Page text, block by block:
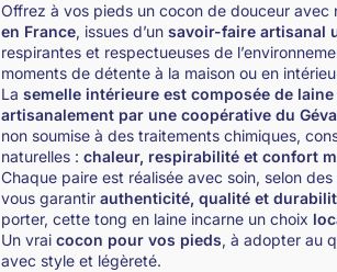
Offrez à vos pieds un cocon de douceur avec
en France, issues d’un savoir-faire artisanal
respirantes et respectueuses de
moments de détente à la maison ou en
La semelle intérieure est composée de
artisanalement par une coopérative du
non soumise à des traitements chimiques,
naturelles : chaleur, respirabilité et confort
Chaque paire est réalisée avec soin, selon
vous garantir authenticité, qualité et
porter, cette tong en laine incarne un choix
Un vrai cocon pour vos pieds, à adopter au
avec style et légèreté.